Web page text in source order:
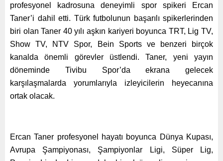
profesyonel kadrosuna deneyimli spor spikeri Ercan
Taner’i dahil etti. Türk futbolunun başarılı spikerlerinden
biri olan Taner 40 yılı aşkın kariyeri boyunca TRT, Lig TV,
Show TV, NTV Spor, Bein Sports ve benzeri birçok
kanalda önemli görevler üstlendi. Taner, yeni yayın
döneminde Tivibu Spor’da ekrana gelecek
karşılaşmalarda yorumlarıyla izleyicilerin heyecanına
ortak olacak.
Ercan Taner profesyonel hayatı boyunca Dünya Kupası,
Avrupa Şampiyonası, Şampiyonlar Ligi, Süper Lig,